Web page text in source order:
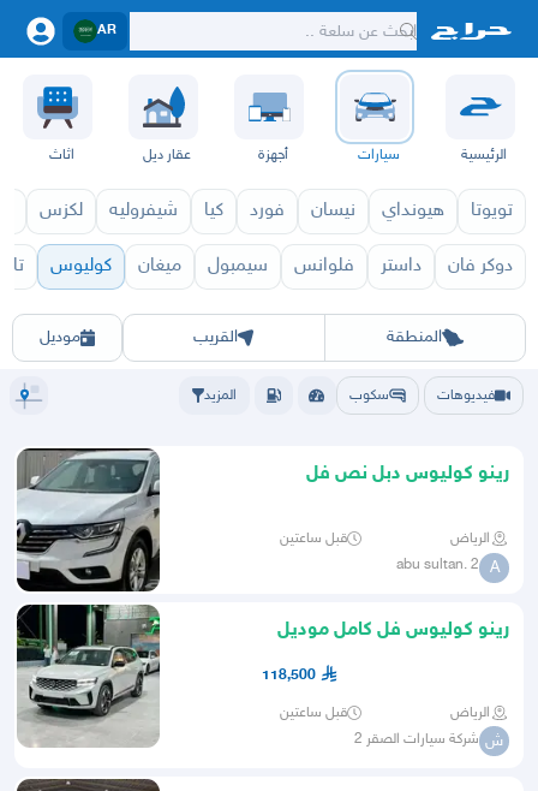
AR
الرئيسية سيارات أجهزة عقار ديل اثاث
تويوتا هيونداي نيسان فورد كيا شيفروليه لكزس
دوكر فان داستر فلوانس سيمبول ميغان كوليوس
المنطقة
الرياض الشرقيه المدينة الطايف القصيمحائل أبها الباحة
القريب موديل
كوليوس 2027
فيديوهات سكوب المزيد
رينو كوليوس دبل نص فل
الرياض قبل ساعتين
A
abu sultan. 2
رينو كوليوس فل كامل موديل
118,500
الرياض قبل ساعتين
ش شركة سيارات الصقر 2